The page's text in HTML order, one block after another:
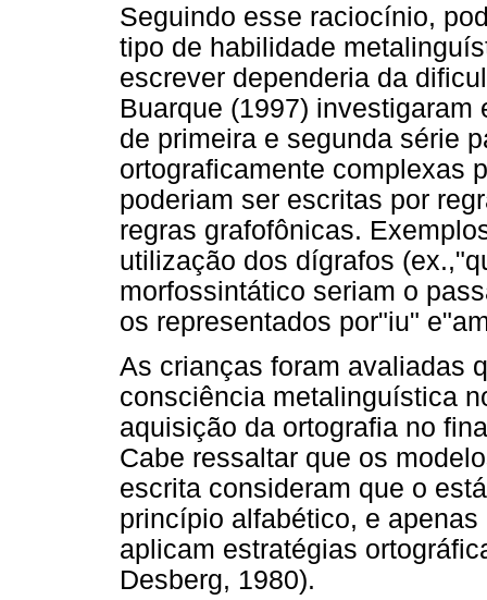
Seguindo esse raciocínio,
tipo de habilidade
escrever dependeria da
Buarque (1997)
de primeira e segunda série
ortograficamente complexas
poderiam ser escritas por
regras grafofônicas.
utilização dos dígrafos
morfossintático seriam o
os representados por"iu"
As crianças foram avaliadas
consciência metalinguística
aquisição da ortografia no
Cabe ressaltar que os
escrita consideram que o
princípio alfabético, e
aplicam estratégias
Desberg, 1980).